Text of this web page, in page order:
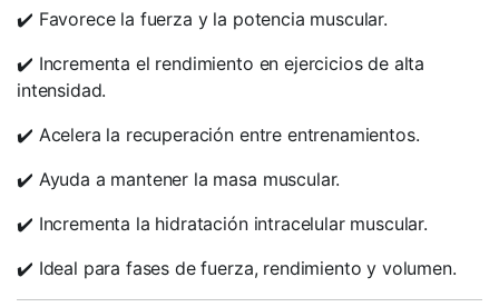
✔️ Favorece la fuerza y la potencia muscular.
✔️ Incrementa el rendimiento en ejercicios de alta
intensidad.
✔️ Acelera la recuperación entre entrenamientos.
✔️ Ayuda a mantener la masa muscular.
✔️ Incrementa la hidratación intracelular muscular.
✔️ Ideal para fases de fuerza, rendimiento y volumen.